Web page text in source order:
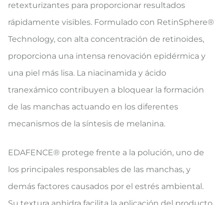
retexturizantes para proporcionar resultados
rápidamente visibles. Formulado con RetinSphere®
Technology, con alta concentración de retinoides,
proporciona una intensa renovación epidérmica y
una piel más lisa. La niacinamida y ácido
tranexámico contribuyen a bloquear la formación
de las manchas actuando en los diferentes
mecanismos de la síntesis de melanina.
EDAFENCE® protege frente a la polución, uno de
los principales responsables de las manchas, y
demás factores causados por el estrés ambiental.